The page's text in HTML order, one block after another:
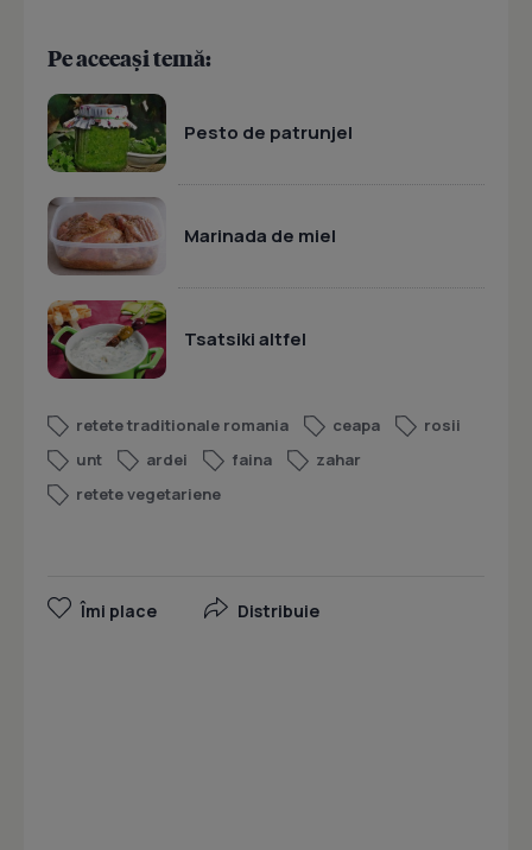
Pe aceeași temă:
Pesto de patrunjel
Marinada de miel
Tsatsiki altfel
retete traditionale romania ceapa
rosii
unt
ardei faina
zahar
retete vegetariene
Îmi place Distribuie